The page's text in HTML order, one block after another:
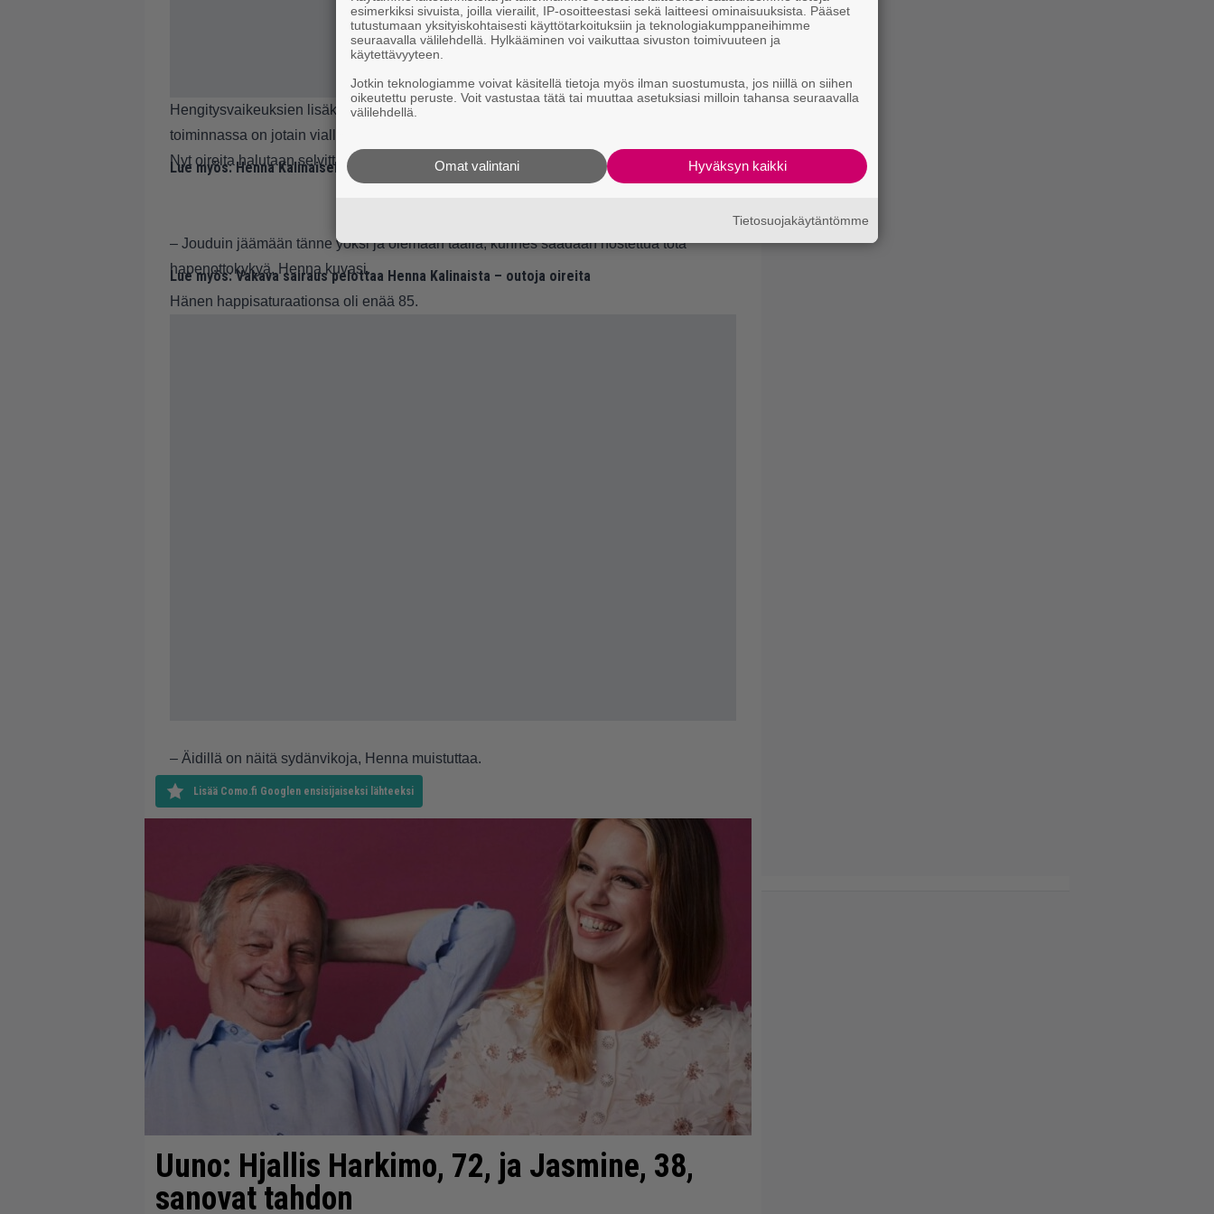
Hengitysvaikeuksien lisäksi hänellä on todettu matala hemoglobiini. Myös sydämen
toiminnassa on jotain vialla.
Nyt oireita halutaan selvittää perin pohjin.
Lue myös: Henna Kalinaiselle ikävää palautetta: ”Niin lihava, etten vaan jaksa kävellä”
– Jouduin jäämään tänne yöksi ja olemaan täällä, kunnes saadaan nostettua tota
hapenottokykyä, Henna kuvasi.
Lue myös: Vakava sairaus pelottaa Henna Kalinaista – outoja oireita
Hänen happisaturaationsa oli enää 85.
– Äidillä on näitä sydänvikoja, Henna muistuttaa.
Lisää Como.fi Googlen ensisijaiseksi lähteeksi
Uuno: Hjallis Harkimo, 72, ja Jasmine, 38,
sanovat tahdon
esimerkiksi sivuista, joilla vierailit, IP-osoitteestasi sekä laitteesi ominaisuuksista. Pääset
tutustumaan yksityiskohtaisesti käyttötarkoituksiin ja teknologiakumppaneihimme
seuraavalla välilehdellä. Hylkääminen voi vaikuttaa sivuston toimivuuteen ja
käytettävyyteen.
Jotkin teknologiamme voivat käsitellä tietoja myös ilman suostumusta, jos niillä on siihen
oikeutettu peruste. Voit vastustaa tätä tai muuttaa asetuksiasi milloin tahansa seuraavalla
välilehdellä.
Hyväksyn kaikki
Omat valintani
Tietosuojakäytäntömme